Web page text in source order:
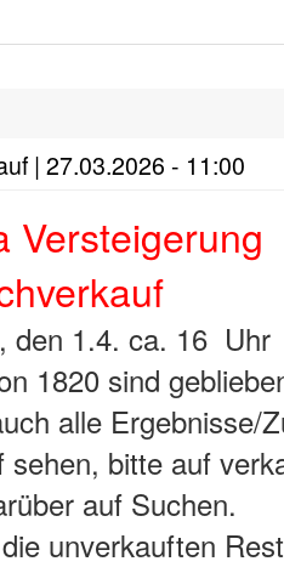
| 27.03.2026 - 11:00
Versteigerung
den 1.4. ca. 16 Uhr
1820 sind
alle Ergebnisse/
bitte auf
auf Suchen.
unverkauften